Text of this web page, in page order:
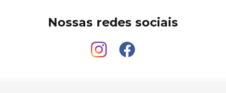
Nossas redes sociais